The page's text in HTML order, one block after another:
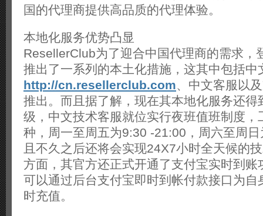
国的代理商提供高品质的代理体验。
本地化服务优势凸显
ResellerClub为了迎合中国代理商的需求，
推出了一系列的本土化措施，这其中包括中
http://cn.resellerclub.com、中文客服以
推出。而且据了解，现在其本地化服务还得
级，中文技术客服就位实行夜班值班制度，
种，周一至周五为9:30 -21:00，周六至周
且不久之后还将会实现24X7小时全天候的
方面，其官方还正式开通了支付宝实时到账
可以通过后台支付宝即时到帐付款接口为自
时充值。